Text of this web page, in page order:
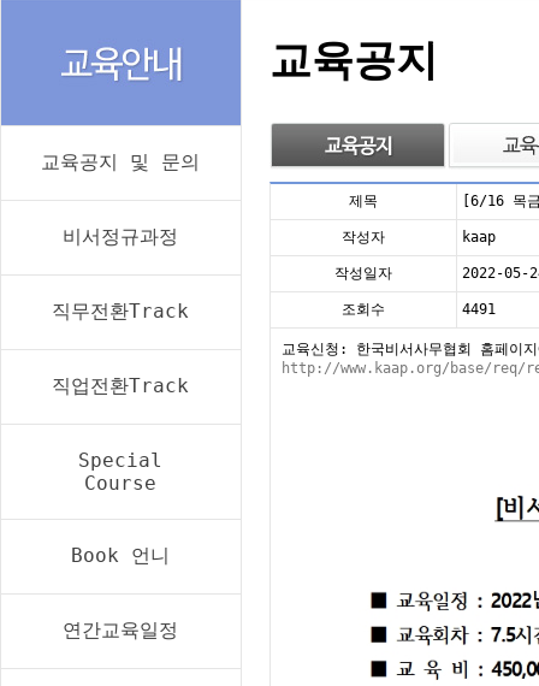
교육공지 및 문의
비서정규과정
직무전환Track
직업전환Track
Special
Course
Book 언니
연간교육일정
교육공지
제목 [6/16 목
작성자 kaap
작성일자 2022-05-
조회수 4491
교육신청: 한국비서사무협회 홈페이
http://www.kaap.org/base/req/